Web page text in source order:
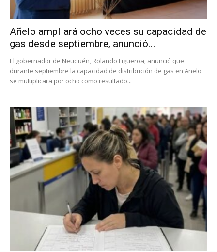
Añelo ampliará ocho veces su capacidad de
gas desde septiembre, anunció...
El gobernador de Neuquén, Rolando Figueroa, anunció que
durante septiembre la capacidad de distribución de gas en Añelo
se multiplicará por ocho como resultado...